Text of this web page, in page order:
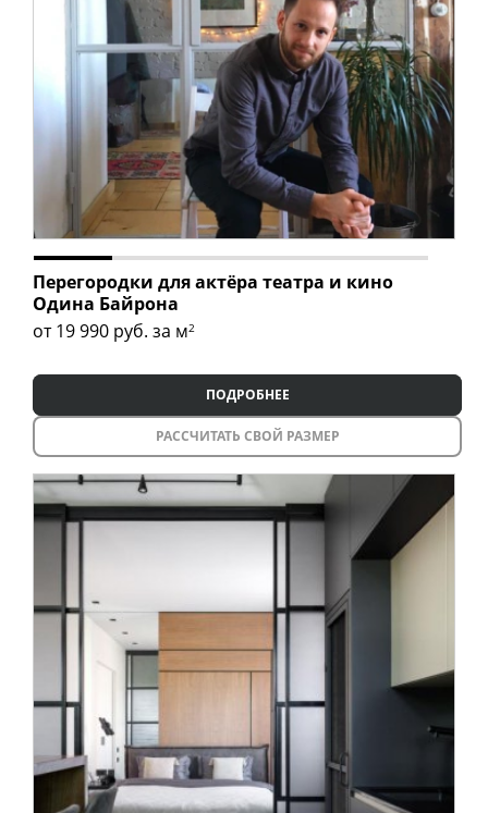
Перегородки для актёра театра и кино
Одина Байрона
от 19 990 руб. за м2
ПОДРОБНЕЕ
РАССЧИТАТЬ СВОЙ РАЗМЕР